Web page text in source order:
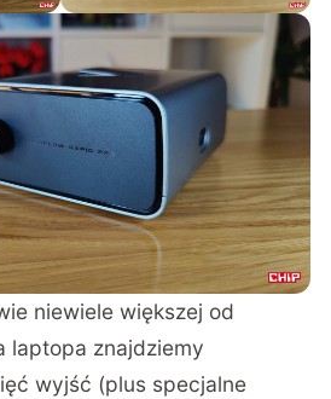
niewiele większej od
laptopa znajdziemy
wyjść (plus specjalne